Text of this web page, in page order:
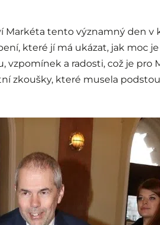
Markéta tento významný den v
které jí má ukázat, jak moc
vzpomínek a radosti, což je pro
zkoušky, které musela